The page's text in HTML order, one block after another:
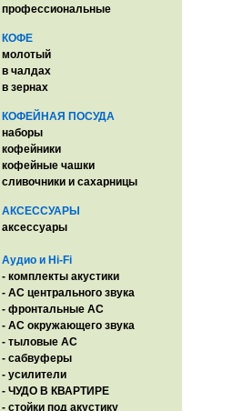
профессиональные
КОФЕ
молотый
в чалдах
в зернах
КОФЕЙНАЯ ПОСУДА
наборы
кофейники
кофейные чашки
сливочники и сахарницы
АКСЕССУАРЫ
аксессуары
Аудио и Hi-Fi
- комплекты акустики
- AC центрального звука
- фронтальные АС
- АС окружающего звука
- тыловые АС
- сабвуферы
- усилители
- ЧУДО В КВАРТИРЕ
- стойки под акустику